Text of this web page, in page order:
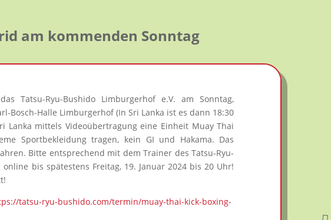
am kommenden Sonntag
Tatsu-Ryu-Bushido Limburgerhof e.V. am Sonntag,
Bosch-Halle Limburgerhof (In Sri Lanka ist es dann 18:30
Lanka mittels Videoübertragung eine Einheit Muay Thai
Sportbekleidung tragen, kein GI und Hakama. Das
Bitte entsprechend mit dem Trainer des Tatsu-Ryu-
bis spätestens Freitag, 19. Januar 2024 bis 20 Uhr!
tatsu-ryu-bushido.com/termin/muay-thai-kick-boxing-